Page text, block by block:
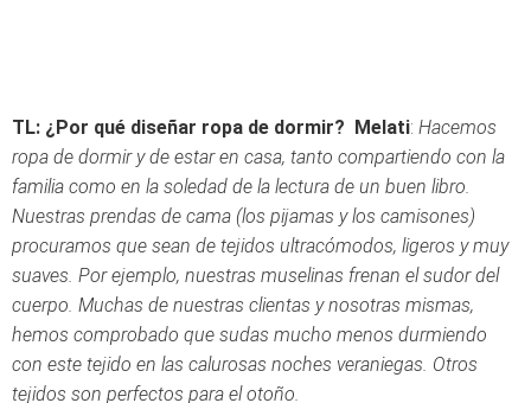
TL: ¿Por qué diseñar ropa de dormir? Melati: Hacemos
ropa de dormir y de estar en casa, tanto compartiendo con la
familia como en la soledad de la lectura de un buen libro.
Nuestras prendas de cama (los pijamas y los camisones)
procuramos que sean de tejidos ultracómodos, ligeros y muy
suaves. Por ejemplo, nuestras muselinas frenan el sudor del
cuerpo. Muchas de nuestras clientas y nosotras mismas,
hemos comprobado que sudas mucho menos durmiendo
con este tejido en las calurosas noches veraniegas. Otros
tejidos son perfectos para el otoño.